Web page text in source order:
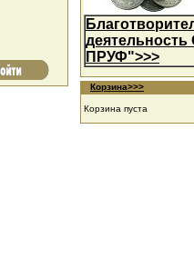
ПРУФ">>>
Корзина>>>
Корзина пуста